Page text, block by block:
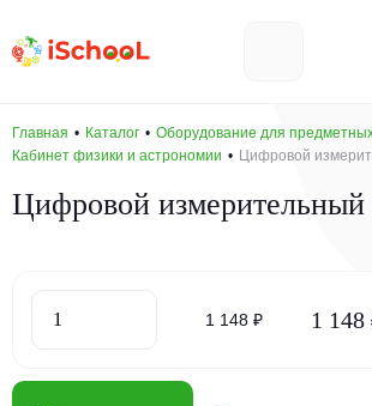
Главная Каталог
Оборудование для
Кабинет физики и астрономии
Цифровой
Цифровой измерительный
1 148 ₽ 1 148